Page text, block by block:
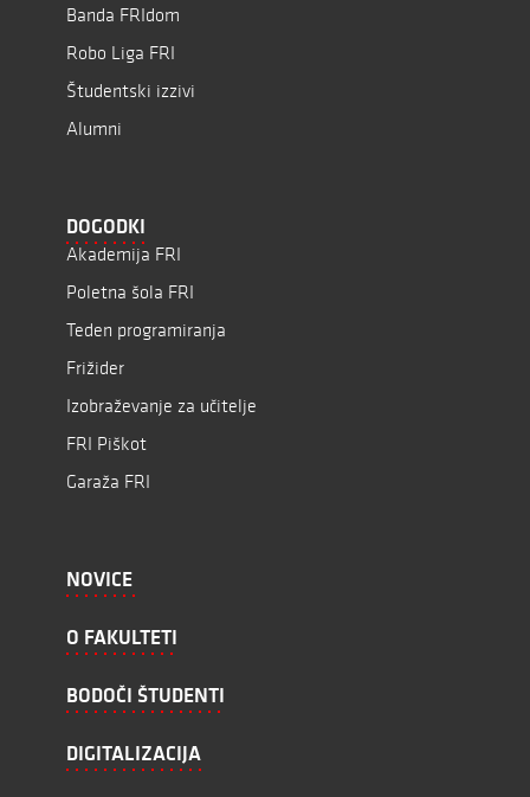
Banda FRIdom
Robo Liga FRI
Študentski izzivi
Alumni
DOGODKI
Akademija FRI
Poletna šola FRI
Teden programiranja
Frižider
Izobraževanje za učitelje
FRI Piškot
Garaža FRI
NOVICE
O FAKULTETI
BODOČI ŠTUDENTI
DIGITALIZACIJA